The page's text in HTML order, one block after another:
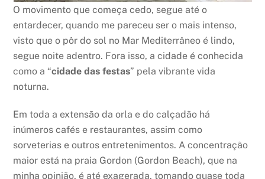
O movimento que começa cedo, segue até o
entardecer, quando me pareceu ser o mais intenso,
visto que o pôr do sol no Mar Mediterrâneo é lindo,
segue noite adentro. Fora isso, a cidade é conhecida
como a “cidade das festas” pela vibrante vida
noturna.
Em toda a extensão da orla e do calçadão há
inúmeros cafés e restaurantes, assim como
sorveterias e outros entretenimentos. A concentração
maior está na praia Gordon (Gordon Beach), que na
minha opinião, é até exagerada, tomando quase toda